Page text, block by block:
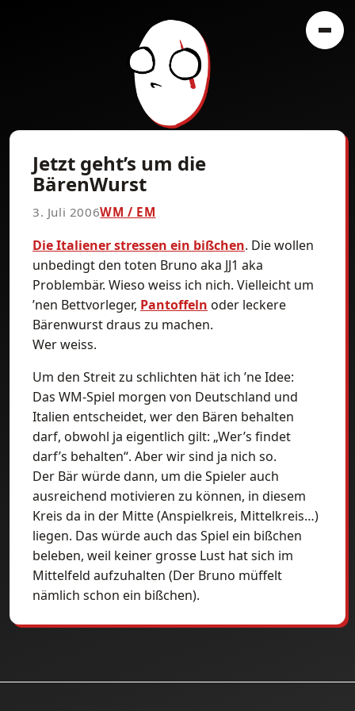
Jetzt geht’s um die
BärenWurst
3. Juli 2006WM / EM
Die Italiener stressen ein bißchen. Die wollen
unbedingt den toten Bruno aka JJ1 aka
Problembär. Wieso weiss ich nich. Vielleicht um
’nen Bettvorleger, Pantoffeln oder leckere
Bärenwurst draus zu machen.
Wer weiss.
Um den Streit zu schlichten hät ich ’ne Idee:
Das WM-Spiel morgen von Deutschland und
Italien entscheidet, wer den Bären behalten
darf, obwohl ja eigentlich gilt: „Wer’s findet
darf’s behalten“. Aber wir sind ja nich so.
Der Bär würde dann, um die Spieler auch
ausreichend motivieren zu können, in diesem
Kreis da in der Mitte (Anspielkreis, Mittelkreis…)
liegen. Das würde auch das Spiel ein bißchen
beleben, weil keiner grosse Lust hat sich im
Mittelfeld aufzuhalten (Der Bruno müffelt
nämlich schon ein bißchen).